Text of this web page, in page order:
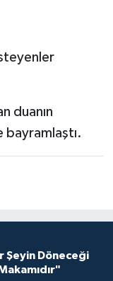
duanın
bayramlaştı.
Şeyin Döneceği